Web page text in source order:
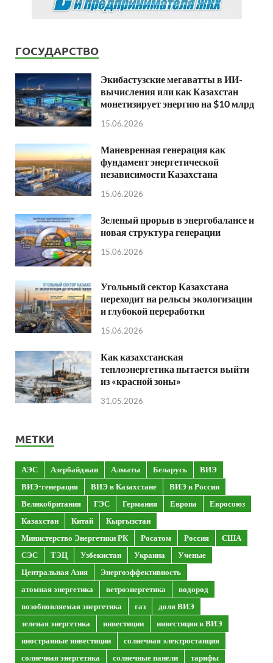
ГОСУДАРСТВО
Экибастузские мегаватты в ИИ-
вычисления или как Казахстан
монетизирует энергию на $10 млрд
15.06.2026
Маневренная генерация как
фундамент энергетической
независимости Казахстана
15.06.2026
Зеленый прорыв в энергобалансе и
новая структура генерации
15.06.2026
Угольный сектор Казахстана
переходит на рельсы экологизации
и глубокой переработки
15.06.2026
Как казахстанская
теплоэнергетика пытается выйти
из «красной зоны»
31.05.2026
МЕТКИ
АЭС Азербайджан Алматы Беларусь
ВИЭ
ВИЭ-генерация
ВИЭ в Казахстане
ВИЭ в России
Великобритания
ГЭС Германия Европа
Евросоюз
Казахстан
Китай
Кыргызстан
Министерство Энергетики РК
Росатом Россия
США
СЭС
ТЭЦ Узбекистан Украина
Ученые
Центральная Азия
Энергоэффективность
атомная энергетика
ветроэнергетика
водород
возобновляемая энергетика
газ
доля ВИЭ
зеленая энергетика
инвестиции
инвестиции в ВИЭ
иностранные инвестиции
солнечная электростанция
солнечная энергетика
солнечные панели
тарифы